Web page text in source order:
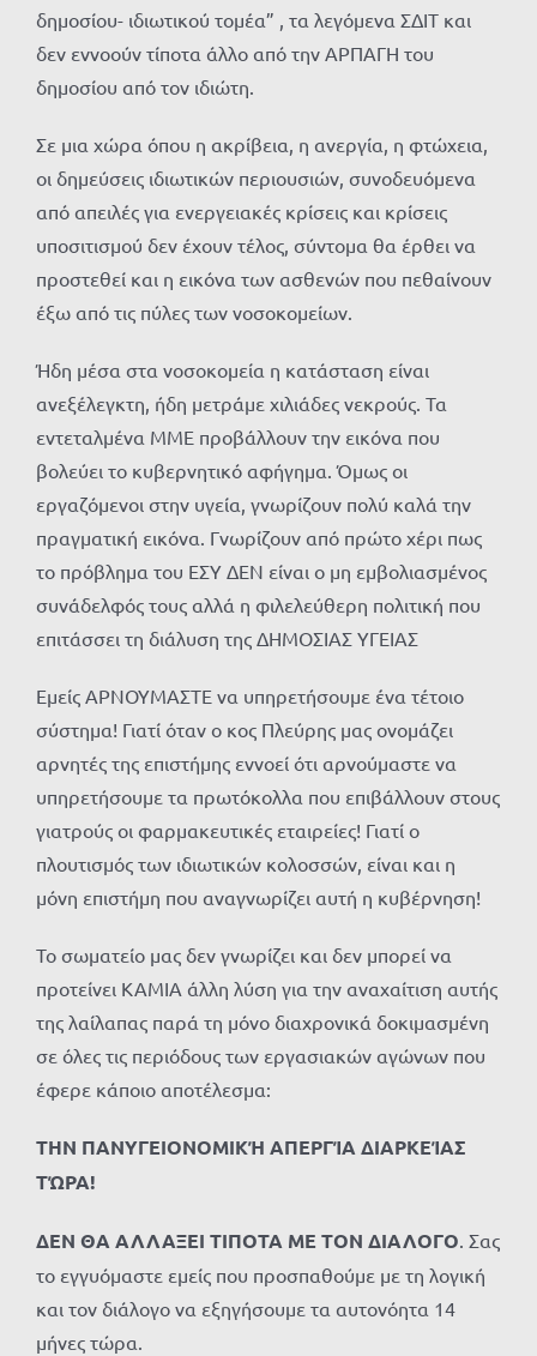
δημοσίου- ιδιωτικού τομέα” , τα λεγόμενα ΣΔΙΤ και
δεν εννοούν τίποτα άλλο από την ΑΡΠΑΓΗ του
δημοσίου από τον ιδιώτη.
Σε μια χώρα όπου η ακρίβεια, η ανεργία, η φτώχεια,
οι δημεύσεις ιδιωτικών περιουσιών, συνοδευόμενα
από απειλές για ενεργειακές κρίσεις και κρίσεις
υποσιτισμού δεν έχουν τέλος, σύντομα θα έρθει να
προστεθεί και η εικόνα των ασθενών που πεθαίνουν
έξω από τις πύλες των νοσοκομείων.
Ήδη μέσα στα νοσοκομεία η κατάσταση είναι
ανεξέλεγκτη, ήδη μετράμε χιλιάδες νεκρούς. Τα
εντεταλμένα ΜΜΕ προβάλλουν την εικόνα που
βολεύει το κυβερνητικό αφήγημα. Όμως οι
εργαζόμενοι στην υγεία, γνωρίζουν πολύ καλά την
πραγματική εικόνα. Γνωρίζουν από πρώτο χέρι πως
το πρόβλημα του ΕΣΥ ΔΕΝ είναι ο μη εμβολιασμένος
συνάδελφός τους αλλά η φιλελεύθερη πολιτική που
επιτάσσει τη διάλυση της ΔΗΜΟΣΙΑΣ ΥΓΕΙΑΣ
Εμείς ΑΡΝΟΥΜΑΣΤΕ να υπηρετήσουμε ένα τέτοιο
σύστημα! Γιατί όταν ο κος Πλεύρης μας ονομάζει
αρνητές της επιστήμης εννοεί ότι αρνούμαστε να
υπηρετήσουμε τα πρωτόκολλα που επιβάλλουν στους
γιατρούς οι φαρμακευτικές εταιρείες! Γιατί ο
πλουτισμός των ιδιωτικών κολοσσών, είναι και η
μόνη επιστήμη που αναγνωρίζει αυτή η κυβέρνηση!
Το σωματείο μας δεν γνωρίζει και δεν μπορεί να
προτείνει ΚΑΜΙΑ άλλη λύση για την αναχαίτιση αυτής
της λαίλαπας παρά τη μόνο διαχρονικά δοκιμασμένη
σε όλες τις περιόδους των εργασιακών αγώνων που
έφερε κάποιο αποτέλεσμα:
ΤΗΝ ΠΑΝΥΓΕΙΟΝΟΜΙΚΉ ΑΠΕΡΓΊΑ ΔΙΑΡΚΕΊΑΣ
ΤΏΡΑ!
ΔΕΝ ΘΑ ΑΛΛΑΞΕΙ ΤΙΠΟΤΑ ΜΕ ΤΟΝ ΔΙΑΛΟΓΟ. Σας
το εγγυόμαστε εμείς που προσπαθούμε με τη λογική
και τον διάλογο να εξηγήσουμε τα αυτονόητα 14
μήνες τώρα.